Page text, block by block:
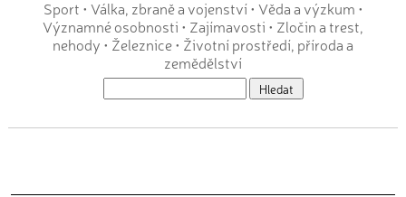
Sport • Válka, zbraně a vojenství• Věda a výzkum •
Významné osobnosti • Zajímavosti • Zločin a trest,
nehody • Železnice• Životní prostředí, příroda a
zemědělství